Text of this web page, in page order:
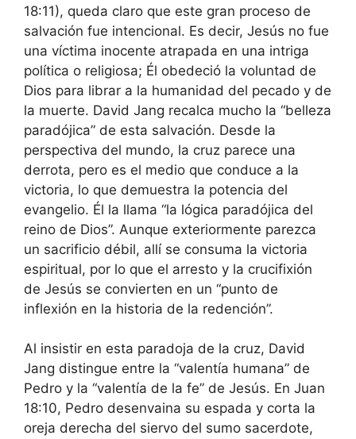
18:11), queda claro que este gran proceso de
salvación fue intencional. Es decir, Jesús no fue
una víctima inocente atrapada en una intriga
política o religiosa; Él obedeció la voluntad de
Dios para librar a la humanidad del pecado y de
la muerte. David Jang recalca mucho la “belleza
paradójica” de esta salvación. Desde la
perspectiva del mundo, la cruz parece una
derrota, pero es el medio que conduce a la
victoria, lo que demuestra la potencia del
evangelio. Él la llama “la lógica paradójica del
reino de Dios”. Aunque exteriormente parezca
un sacrificio débil, allí se consuma la victoria
espiritual, por lo que el arresto y la crucifixión
de Jesús se convierten en un “punto de
inflexión en la historia de la redención”.
Al insistir en esta paradoja de la cruz, David
Jang distingue entre la “valentía humana” de
Pedro y la “valentía de la fe” de Jesús. En Juan
18:10, Pedro desenvaina su espada y corta la
oreja derecha del siervo del sumo sacerdote,